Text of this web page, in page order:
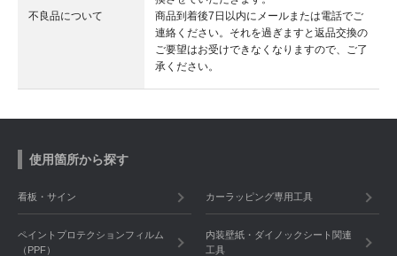
不良品について
商品到着後7日以内にメールまたは電話でご
連絡ください。それを過ぎますと返品交換の
ご要望はお受けできなくなりますので、ご了
承ください。
使用箇所から探す
看板・サイン カーラッピング専用工具
ペイントプロテクションフィルム
（PPF）
内装壁紙・ダイノックシート関連
工具